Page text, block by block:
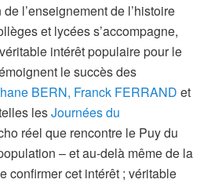
l’enseignement de l’histoire
et lycées s’accompagne,
intérêt populaire pour le
le succès des
BERN, Franck FERRAND et
lesJournées du
réel que rencontre le Puy du
– et au-delà même de la
confirmer cet intérêt ; véritable